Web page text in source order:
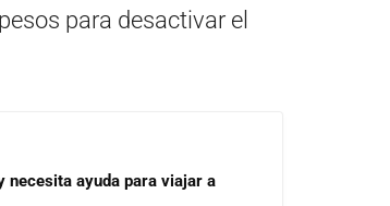
para desactivar el
necesita ayuda para viajar a